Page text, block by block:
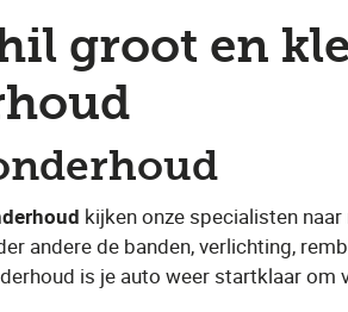
groot en
kijken onze specialisten
andere de banden, verlichting,
is je auto weer startklaar om